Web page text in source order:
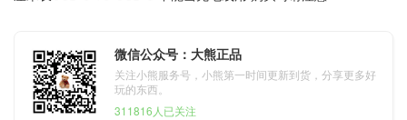
微信公众号：大熊正品
关注小熊服务号，小熊第一时间更新到货，分享更多好
玩的东西。
311816人已关注